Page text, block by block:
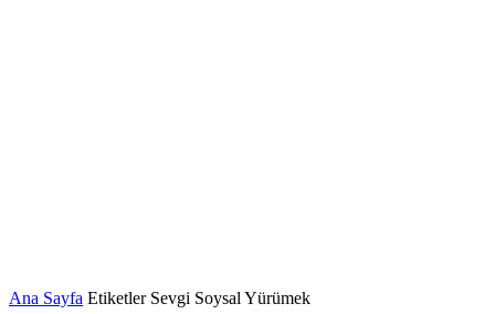
Ana Sayfa Etiketler Sevgi Soysal Yürümek